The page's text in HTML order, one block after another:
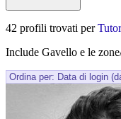
42 profili trovati per
Include Gavello e le